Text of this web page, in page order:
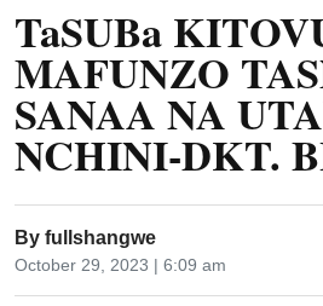
TaSUBa
MAFUNZO
SANAA NA
NCHINI-DKT.
By fullshangwe
October 29, 2023 | 6:09 am